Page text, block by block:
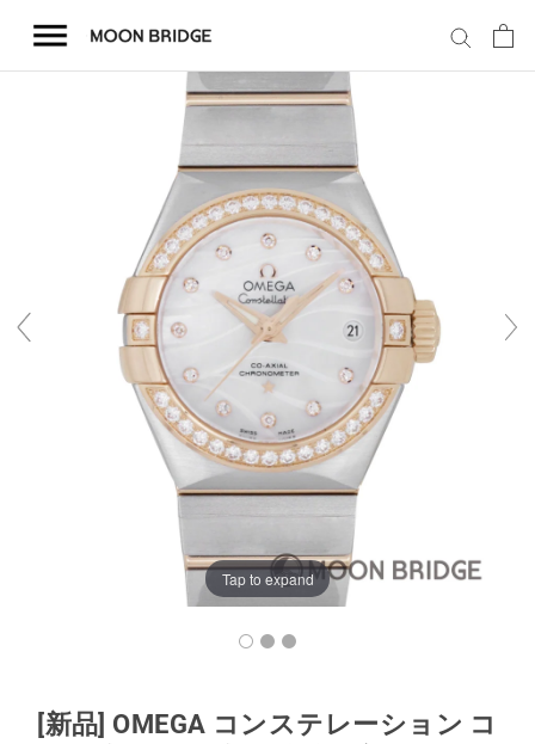
テ
会社概要
Tap to expand
[新品] OMEGA コンステレーション コ